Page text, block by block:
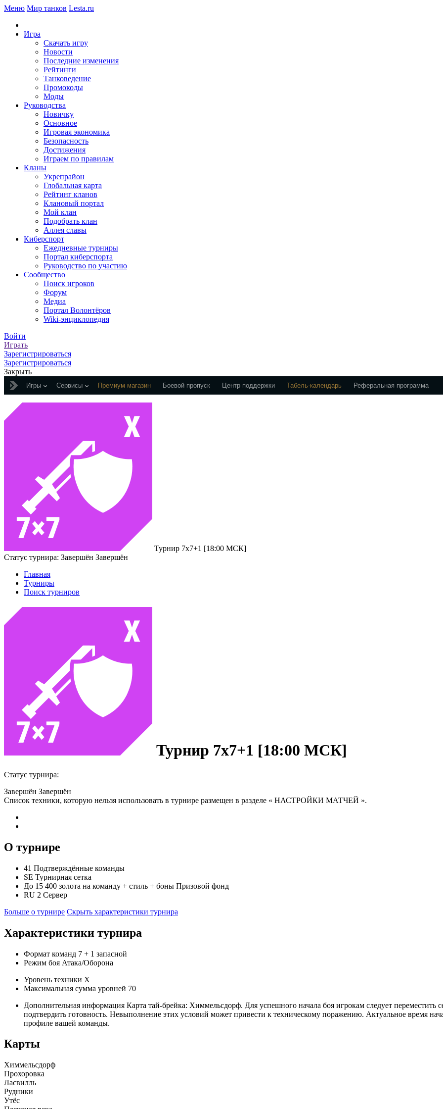
Меню Мир танков Lesta.ru
Игра
Скачать игру
Новости
Последние изменения
Рейтинги
Танковедение
Промокоды
Моды
Руководства
Новичку
Основное
Игровая экономика
Безопасность
Достижения
Играем по правилам
Кланы
Укрепрайон
Глобальная карта
Рейтинг кланов
Клановый портал
Мой клан
Подобрать клан
Аллея славы
Киберспорт
Ежедневные турниры
Портал киберспорта
Руководство по участию
Сообщество
Поиск игроков
Форум
Медиа
Портал Волонтёров
Wiki-энциклопедия
Войти
Играть
Зарегистрироваться
Зарегистрироваться
Закрыть
Игры Сервисы Премиум магазин Боевой пропуск Центр поддержки Табель-календарь Реферальная программа
Турнир 7х7+1 [18:00 МСК]
Статус турнира: Завершён Завершён
Главная
Турниры
Поиск турниров
Турнир 7х7+1 [18:00 МСК]
Статус турнира:
Завершён Завершён
Список техники, которую нельзя использовать в турнире размещен в разделе « НАСТРОЙКИ МАТЧЕЙ ».
О турнире
41 Подтверждённые команды
SE Турнирная сетка
До 15 400 золота на команду + стиль + боны Призовой фонд
RU 2 Сервер
Больше о турнире Скрыть характеристики турнира
Характеристики турнира
Формат команд 7 + 1 запасной
Режим боя Атака/Оборона
Уровень техники X
Максимальная сумма уровней 70
Дополнительная информация Карта тай-брейка: Химмельсдорф. Для успешного начала боя игрокам следует переместить
подтвердить готовность. Невыполнение этих условий может привести к техническому поражению. Актуальное время
профиле вашей команды.
Карты
Химмельсдорф
Прохоровка
Ласвилль
Рудники
Утёс